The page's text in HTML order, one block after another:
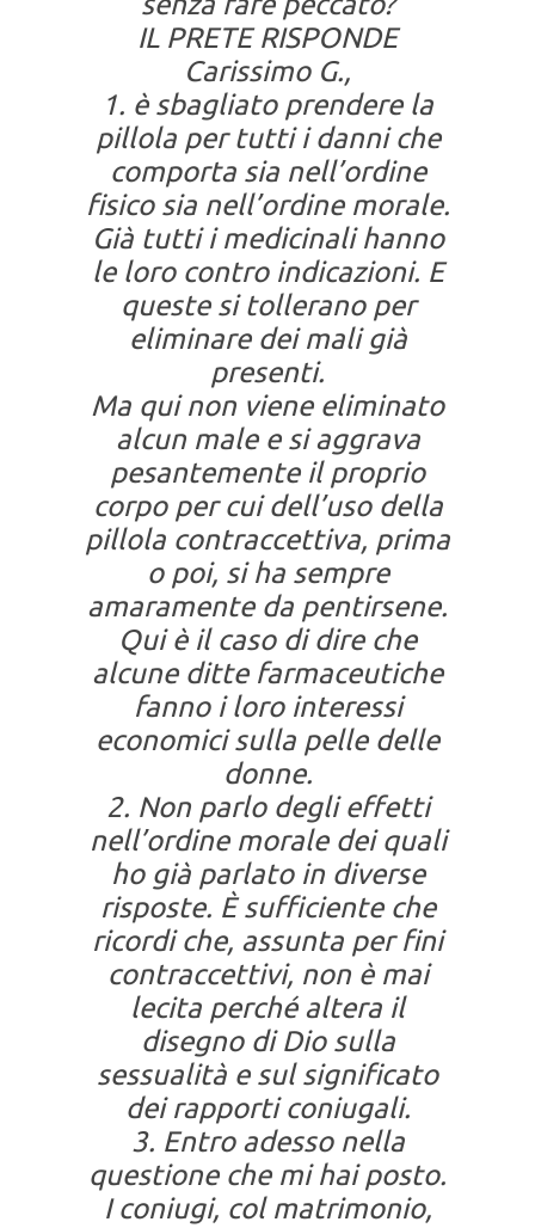
IL PRETE RISPONDE
Carissimo G.,
1. è sbagliato prendere la
pillola per tutti i danni che
comporta sia nell’ordine
fisico sia nell’ordine morale.
Già tutti i medicinali hanno
le loro contro indicazioni. E
queste si tollerano per
eliminare dei mali già
presenti.
Ma qui non viene eliminato
alcun male e si aggrava
pesantemente il proprio
corpo per cui dell’uso della
pillola contraccettiva, prima
o poi, si ha sempre
amaramente da pentirsene.
Qui è il caso di dire che
alcune ditte farmaceutiche
fanno i loro interessi
economici sulla pelle delle
donne.
2. Non parlo degli effetti
nell’ordine morale dei quali
ho già parlato in diverse
risposte. È sufficiente che
ricordi che, assunta per fini
contraccettivi, non è mai
lecita perché altera il
disegno di Dio sulla
sessualità e sul significato
dei rapporti coniugali.
3. Entro adesso nella
questione che mi hai posto.
I coniugi, col matrimonio,